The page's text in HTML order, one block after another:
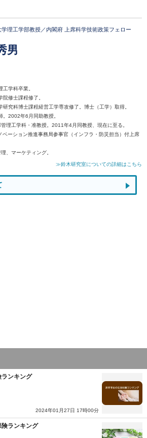
学理工学部教授／内閣府 上席科学技術政策フェロー
男
学科卒業。
修士課程修了。
究科博士課程経営工学専攻修了。博士（工学）取得。
2002年6月同助教授。
理工学科・准教授。2011年4月同教授、現在に至る。
ーション推進事務局参事官（インフラ・防災担当）付上席
、マーケティング。
≫鈴木研究室についての詳細はこちら
ンキング
2024年01月27日 17時00分
ランキング